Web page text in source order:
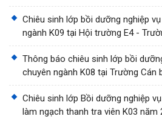
Chiêu sinh lớp bồi dưỡng nghiệp
ngành K09 tại Hội trường E4 -
Thành phố Hồ Chí Minh
Thông báo chiêu sinh lớp bồi
chuyên ngành K08 tại Trường Cán
Chiêu sinh lớp Bồi dưỡng nghiệp
làm ngạch thanh tra viên K03 năm